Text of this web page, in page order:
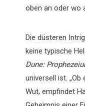
oben an oder wo
Die düsteren
keine typische
Dune:
universell ist.
Wut, empfindet